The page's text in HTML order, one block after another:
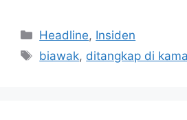
Kategori
Headline, Insiden
Tag
biawak, ditangkap di